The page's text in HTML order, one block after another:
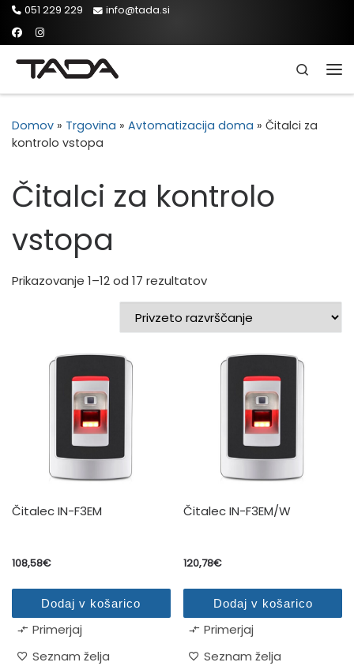
Skip to content
051 229 229 info@tada.si
Search
Domov » Trgovina » Avtomatizacija doma » Čitalci za
kontrolo vstopa
Čitalci za kontrolo
vstopa
Prikazovanje 1–12 od 17 rezultatov
Čitalec IN-F3EM
108,58€
Dodaj v košarico
Primerjaj
Seznam želja
Čitalec IN-F3EM/W
120,78€
Dodaj v košarico
Primerjaj
Seznam želja